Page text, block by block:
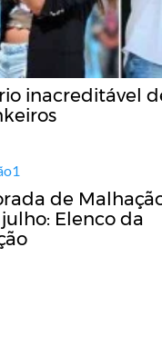
inacreditável
de
Elenco da